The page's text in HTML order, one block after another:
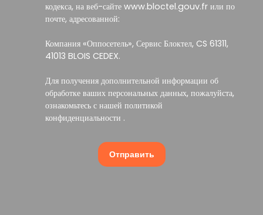
кодекса, на веб-сайте www.bloctel.gouv.fr или по
почте, адресованной:
Компания «Оппосетель», Сервис Блоктел, CS 61311,
41013 BLOIS CEDEX.
Для получения дополнительной информации об
обработке ваших персональных данных, пожалуйста,
ознакомьтесь с нашей политикой
конфиденциальности .
Отправить